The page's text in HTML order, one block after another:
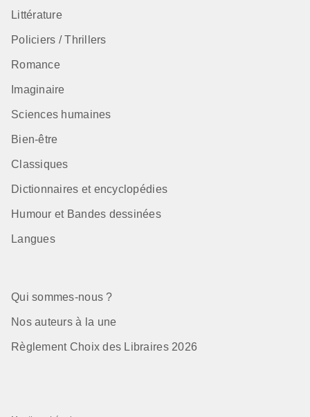
Littérature
Policiers / Thrillers
Romance
Imaginaire
Sciences humaines
Bien-être
Classiques
Dictionnaires et encyclopédies
Humour et Bandes dessinées
Langues
Qui sommes-nous ?
Nos auteurs à la une
Règlement Choix des Libraires 2026